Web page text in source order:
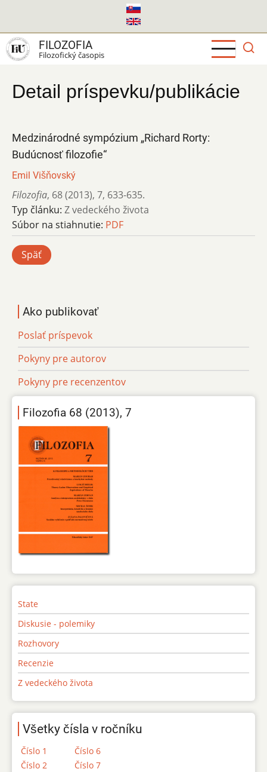
hlavný
obsah
FILOZOFIA
Filozofický časopis
Detail príspevku/publikácie
Medzinárodné sympózium „Richard Rorty:
Budúcnosť filozofie“
Emil Višňovský
Filozofia, 68 (2013), 7, 633-635.
Typ článku: Z vedeckého života
Súbor na stiahnutie: PDF
Späť
Ako publikovať
Poslať príspevok
Pokyny pre autorov
Pokyny pre recenzentov
Filozofia 68 (2013), 7
State
Diskusie - polemiky
Rozhovory
Recenzie
Z vedeckého života
Všetky čísla v ročníku
Číslo 1
Číslo 2
Číslo 6
Číslo 7